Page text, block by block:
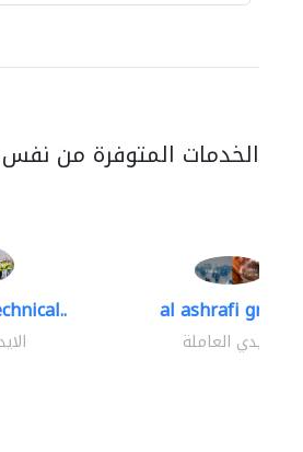
الخدمات المتوفرة من
al ashrafi group..
الايدي العاملة